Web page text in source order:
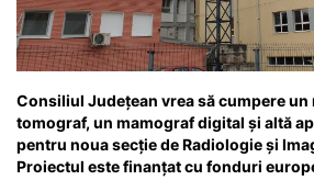
Consiliul Județean vrea să cumpere
tomograf, un mamograf digital și altă
pentru noua secție de Radiologie și
Proiectul este finanțat cu fonduri